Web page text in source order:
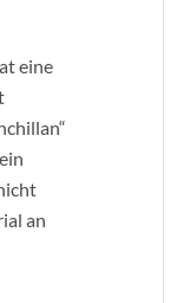
eine
an